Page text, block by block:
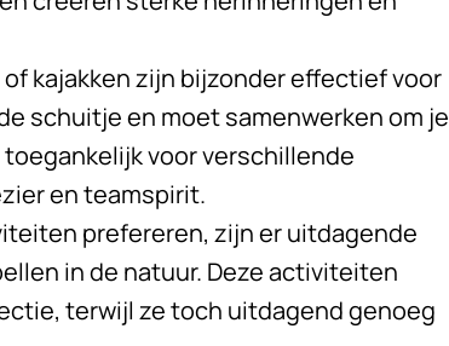
kajakken zijn bijzonder effectief voor
schuitje en moet samenwerken om je
voor verschillende
en teamspirit.
prefereren, zijn er uitdagende
in de natuur. Deze activiteiten
terwijl ze toch uitdagend genoeg